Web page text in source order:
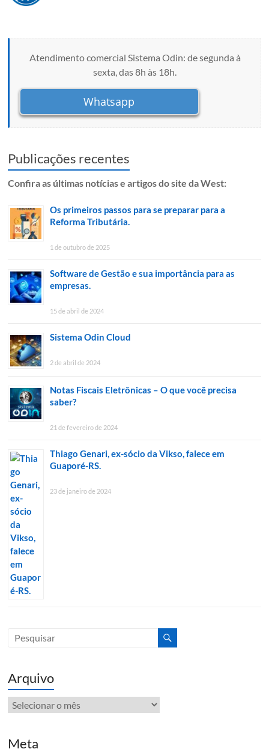
Atendimento comercial Sistema Odin: de segunda à
sexta, das 8h às 18h.
Whatsapp
Publicações recentes
Confira as últimas notícias e artigos do site da West:
Os primeiros passos para se preparar para a
Reforma Tributária.
1 de outubro de 2025
Software de Gestão e sua importância para as
empresas.
15 de abril de 2024
Sistema Odin Cloud
2 de abril de 2024
Notas Fiscais Eletrônicas – O que você precisa
saber?
21 de fevereiro de 2024
Thiago Genari, ex-sócio da Vikso, falece em
Guaporé-RS.
23 de janeiro de 2024
Arquivo
Arquivo
Meta